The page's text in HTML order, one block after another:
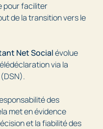
pour faciliter
de la transition vers le
Net Socialévolue
via la
des
met en évidence
et la fiabilité des